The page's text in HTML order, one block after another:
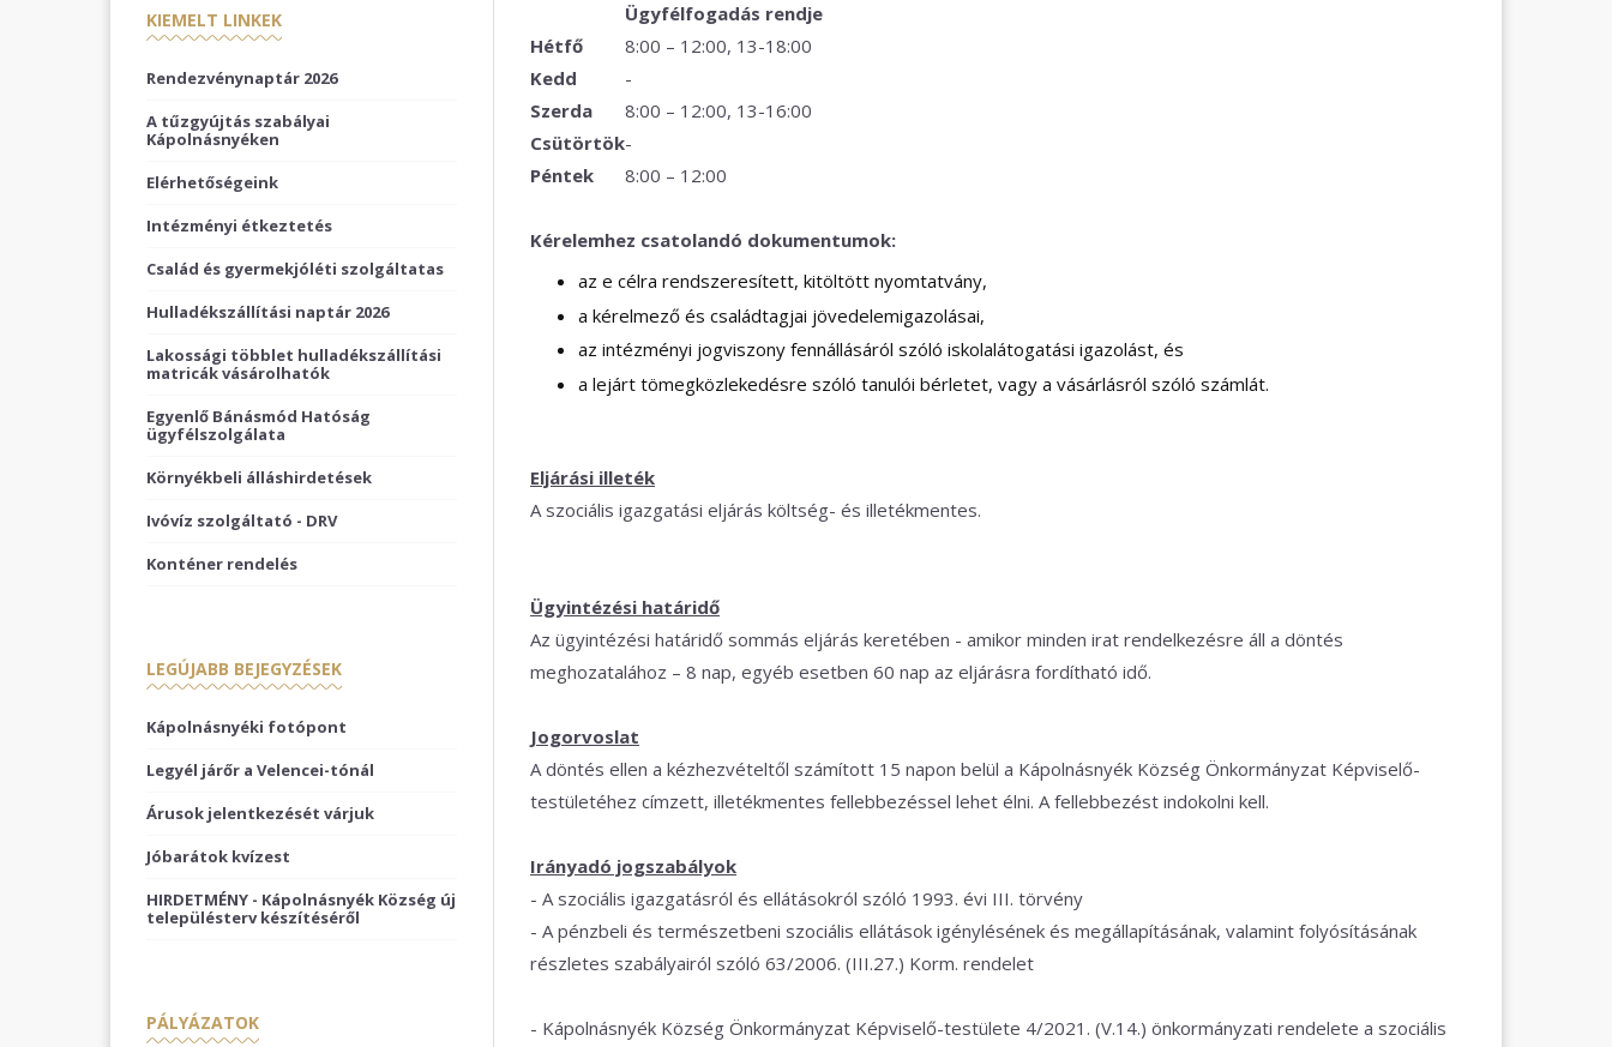
Ügyfélfogadás rendje
Hétfő
8:00 – 12:00, 13-18:00
Kedd
-
Szerda
8:00 – 12:00, 13-16:00
Csütörtök-
Péntek
8:00 – 12:00
Kérelemhez csatolandó dokumentumok:
az e célra rendszeresített, kitöltött nyomtatvány,
a kérelmező és családtagjai jövedelemigazolásai,
az intézményi jogviszony fennállásáról szóló iskolalátogatási igazolást, és
a lejárt tömegközlekedésre szóló tanulói bérletet, vagy a vásárlásról szóló számlát.
Eljárási illeték
A szociális igazgatási eljárás költség- és illetékmentes.
Ügyintézési határidő
Az ügyintézési határidő sommás eljárás keretében - amikor minden irat rendelkezésre áll a döntés
meghozatalához – 8 nap, egyéb esetben 60 nap az eljárásra fordítható idő.
Jogorvoslat
A döntés ellen a kézhezvételtől számított 15 napon belül a Kápolnásnyék Község Önkormányzat Képviselő-
testületéhez címzett, illetékmentes fellebbezéssel lehet élni. A fellebbezést indokolni kell.
Irányadó jogszabályok
- A szociális igazgatásról és ellátásokról szóló 1993. évi III. törvény
- A pénzbeli és természetbeni szociális ellátások igénylésének és megállapításának, valamint folyósításának
részletes szabályairól szóló 63/2006. (III.27.) Korm. rendelet
- Kápolnásnyék Község Önkormányzat Képviselő-testülete 4/2021. (V.14.) önkormányzati rendelete a szociális
KIEMELT LINKEK
Rendezvénynaptár 2026
A tűzgyújtás szabályai
Kápolnásnyéken
Elérhetőségeink
Intézményi étkeztetés
Család és gyermekjóléti szolgáltatas
Hulladékszállítási naptár 2026
Lakossági többlet hulladékszállítási
matricák vásárolhatók
Egyenlő Bánásmód Hatóság
ügyfélszolgálata
Környékbeli álláshirdetések
Ivóvíz szolgáltató - DRV
Konténer rendelés
LEGÚJABB BEJEGYZÉSEK
Kápolnásnyéki fotópont
Legyél járőr a Velencei-tónál
Árusok jelentkezését várjuk
Jóbarátok kvízest
HIRDETMÉNY - Kápolnásnyék Község új
településterv készítéséről
PÁLYÁZATOK